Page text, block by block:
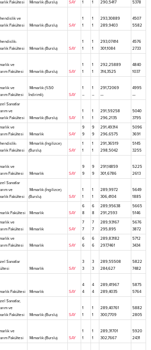
Fakültesi Mimarlık (Burslu) SAY 1 1 290,5417 5378
ve
Fakültesi
Mimarlık (Burslu) SAY
1
1
1
1
293,30889
289,9403
4507
5582
Fakültesi
Mimarlık (Burslu) SAY
1
1
1
1
293,07414
301,1084
4576
2733
ve
Fakültesi
Mimarlık (Burslu) SAY
1
1
1
1
292,25889
314,3525
4840
1037
ve
Fakültesi
Mimarlık (%50
İndirimli)
SAY
1
–
1
–
291,72069
—
4995
—
Sanatlar
ve
Fakültesi
Mimarlık (Burslu) SAY
1
1
1
1
291,59258
296,2135
5040
3795
ve
Fakültesi
Mimarlık SAY
9
9
9
9
291,49314
296,6575
5096
3691
Fakültesi
Mimarlık (İngilizce)
(Burslu)
SAY
1
1
1
1
291,36519
298,5042
5145
3255
ve
Fakültesi
Mimarlık SAY
9
9
9
9
291,14859
301,6786
5225
2613
Sanatlar
ve
Fakültesi
Mimarlık (İngilizce)
(Burslu)
SAY
1
1
1
1
289,9972
306,4104
5649
1885
Fakültesi Mimarlık SAY
6
8
6
8
289,95638
291,2593
5665
5146
ve
Fakültesi
Mimarlık SAY
7
7
7
7
289,93167
295,895
5676
3872
ve
Fakültesi
Mimarlık SAY
6
6
6
6
289,83182
297,7461
5712
3434
Sanatlar
Mimarlık SAY
3
3
3
3
289,55508
284,627
5822
7482
Fakültesi Mimarlık SAY
4
4
4
4
289,41967
289,4035
5875
5764
Sanatlar,
ve
Fakültesi
Mimarlık (Burslu) SAY
1
1
1
1
289,40761
300,7709
5882
2805
ve
Fakültesi
Mimarlık (Burslu) SAY
1
1
1
1
289,31701
302,7667
5920
2431